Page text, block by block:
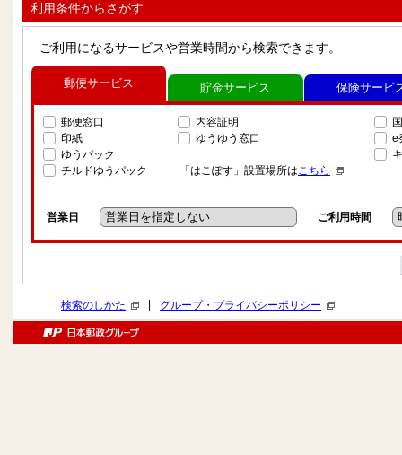
利用条件からさがす
ご利用になるサービスや営業時間から検索できます。
郵便サービス
郵便窓口
印紙
ゆうパック
チルドゆうパック
内容証明
ゆうゆう窓口
「はこぽす」設置場所はこちら
e
営業日 ご利用時間
貯金サービス 保険サービ
検索のしかた グループ・プライバシーポリシー